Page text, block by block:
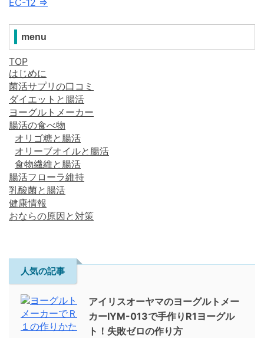
EC-12 ⇒
menu
TOP
はじめに
菌活サプリの口コミ
ダイエットと腸活
ヨーグルトメーカー
腸活の食べ物
オリゴ糖と腸活
オリーブオイルと腸活
食物繊維と腸活
腸活フローラ維持
乳酸菌と腸活
健康情報
おならの原因と対策
人気の記事
アイリスオーヤマのヨーグルトメー
カーIYM-013で手作りR1ヨーグル
ト！失敗ゼロの作り方